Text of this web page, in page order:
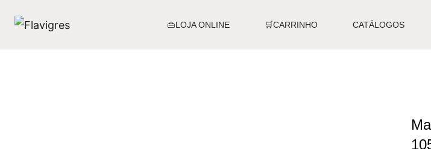
👜LOJA ONLINE 🛒CARRINHO CATÁLOGOS